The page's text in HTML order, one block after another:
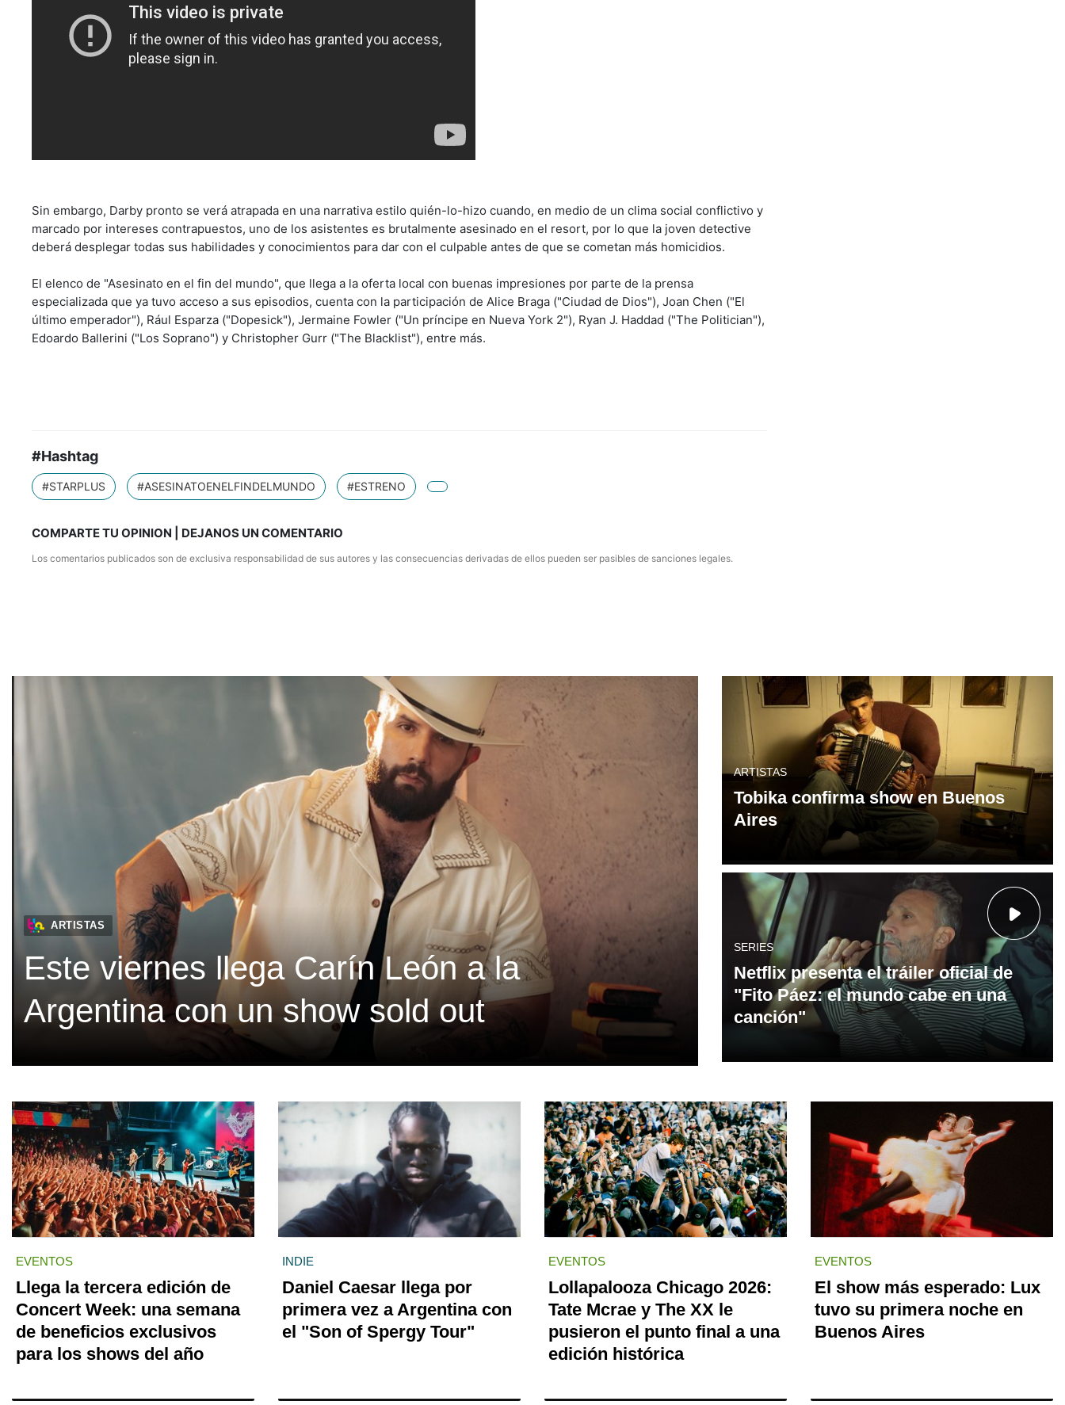
Sin embargo, Darby pronto se verá atrapada en una narrativa estilo quién-lo-hizo cuando, en medio de un clima social conflictivo y
marcado por intereses contrapuestos, uno de los asistentes es brutalmente asesinado en el resort, por lo que la joven detective
deberá desplegar todas sus habilidades y conocimientos para dar con el culpable antes de que se cometan más homicidios.
El elenco de "Asesinato en el fin del mundo", que llega a la oferta local con buenas impresiones por parte de la prensa
especializada que ya tuvo acceso a sus episodios, cuenta con la participación de Alice Braga ("Ciudad de Dios"), Joan Chen ("El
último emperador"), Rául Esparza ("Dopesick"), Jermaine Fowler ("Un príncipe en Nueva York 2"), Ryan J. Haddad ("The Politician"),
Edoardo Ballerini ("Los Soprano") y Christopher Gurr ("The Blacklist"), entre más.
#Hashtag
#STARPLUS #ASESINATOENELFINDELMUNDO #ESTRENO
COMPARTE TU OPINION | DEJANOS UN COMENTARIO
Los comentarios publicados son de exclusiva responsabilidad de sus autores y las consecuencias derivadas de ellos pueden ser pasibles de sanciones legales.
ARTISTAS
Este viernes llega Carín León a la
Argentina con un show sold out
ARTISTAS
Tobika confirma show en Buenos
Aires
SERIES
Netflix presenta el tráiler oficial de
"Fito Páez: el mundo cabe en una
canción"
EVENTOS
Llega la tercera edición de
Concert Week: una semana
de beneficios exclusivos
para los shows del año
INDIE
Daniel Caesar llega por
primera vez a Argentina con
el "Son of Spergy Tour"
EVENTOS
Lollapalooza Chicago 2026:
Tate Mcrae y The XX le
pusieron el punto final a una
edición histórica
EVENTOS
El show más esperado: Lux
tuvo su primera noche en
Buenos Aires